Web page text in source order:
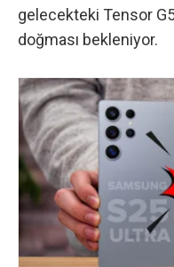
gelecekteki Tensor
doğması bekleniyor.